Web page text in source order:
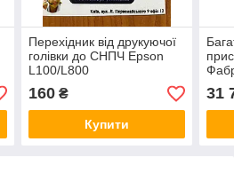
Перехідник від друкуючої
голівки до СНПЧ Epson
L100/L800
160₴
Купити
31